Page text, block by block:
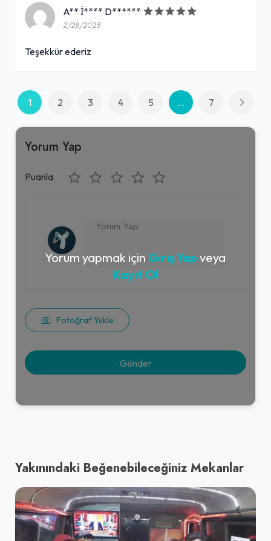
+
25,00₺
(20 cl.)
30,00₺
(40 gr.)
Etli Kızartma İçli Köfte (Büyük) (2''li
Paket)
Jacobs 2’si 1 Arada Mix (10,5
18,00₺
2''si 1 arada (10.5 gr.)
Dürüm Menü
+
Kakaolu Eti Hoşbeş (40 gr.)
25,00₺
(40 gr.)
A** İ**** D******
2/28/2025
Teşekkür ederiz
1 2 3 4 5 ... 7
Yorum Yap
Puanla
Fotoğraf Yükle
Yorum yapmak için Giriş Yap veya
Kayıt Ol
Yakınındaki Beğenebileceğiniz Mekanlar